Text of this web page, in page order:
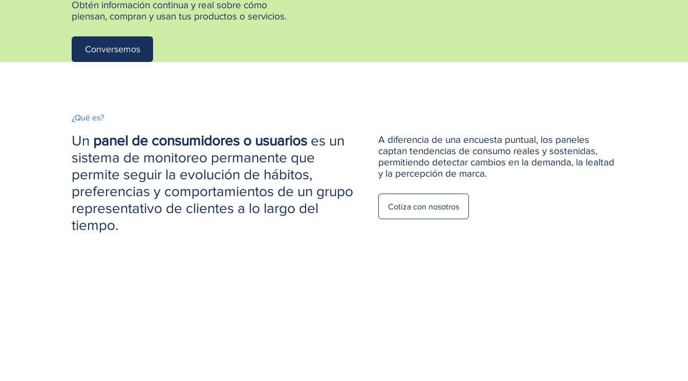
Obtén información continua y real sobre cómo
piensan, compran y usan tus productos o servicios.
Conversemos
¿Qué es?
Un panel de consumidores o usuarioses un
sistema de monitoreo permanente que
permite seguir la evolución de hábitos,
preferencias y comportamientos de un grupo
representativo de clientes a lo largo del
tiempo.
A diferencia de una encuesta puntual, los paneles
captan tendencias de consumo reales y sostenidas,
permitiendo detectar cambios en la demanda, la lealtad
y la percepción de marca.
Cotiza con nosotros